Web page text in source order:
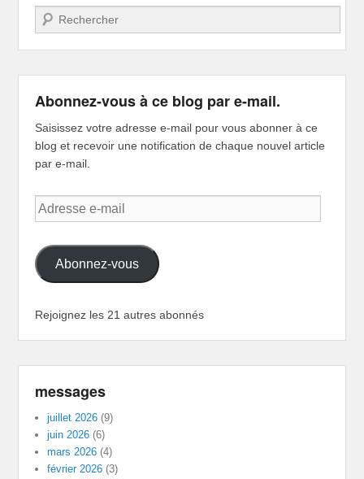
Recherche
Abonnez-vous à ce blog par e-mail.
Saisissez votre adresse e-mail pour vous abonner à ce
blog et recevoir une notification de chaque nouvel article
par e-mail.
Adresse
e-
Abonnez-vous
Rejoignez les 21 autres abonnés
messages
juillet 2026 (9)
juin 2026 (6)
mars 2026 (4)
février 2026 (3)